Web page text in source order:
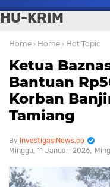
HU-KRIM
Home › Home › Hot Topic
Ketua
Bantuan
Korban
Tamiang
InvestigasiNews.co
Minggu, 11 Januari 2026